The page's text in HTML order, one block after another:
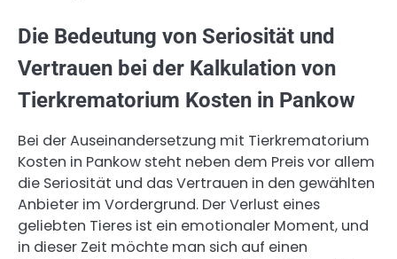
Die Bedeutung von Seriosität und
Vertrauen bei der Kalkulation von
Tierkrematorium Kosten in Pankow
Bei der Auseinandersetzung mit Tierkrematorium
Kosten in Pankow steht neben dem Preis vor allem
die Seriosität und das Vertrauen in den gewählten
Anbieter im Vordergrund. Der Verlust eines
geliebten Tieres ist ein emotionaler Moment, und
in dieser Zeit möchte man sich auf einen